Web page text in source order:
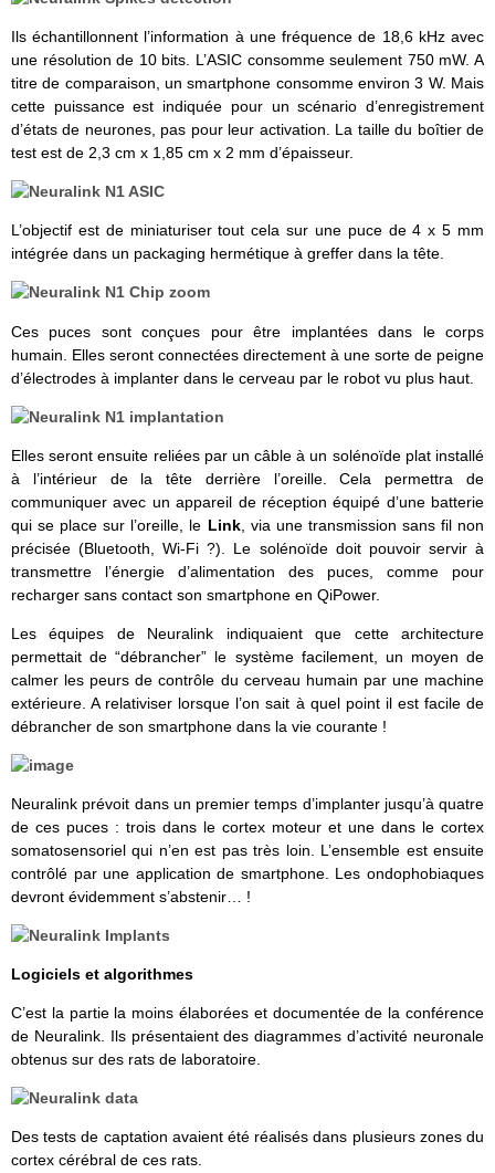
Ils échantillonnent l’information à une fréquence de 18,6 kHz avec
une résolution de 10 bits. L’ASIC consomme seulement 750 mW. A
titre de comparaison, un smartphone consomme environ 3 W. Mais
cette puissance est indiquée pour un scénario d’enregistrement
d’états de neurones, pas pour leur activation. La taille du boîtier de
test est de 2,3 cm x 1,85 cm x 2 mm d’épaisseur.
L’objectif est de miniaturiser tout cela sur une puce de 4 x 5 mm
intégrée dans un packaging hermétique à greffer dans la tête.
Ces puces sont conçues pour être implantées dans le corps
humain. Elles seront connectées directement à une sorte de peigne
d’électrodes à implanter dans le cerveau par le robot vu plus haut.
Elles seront ensuite reliées par un câble à un solénoïde plat installé
à l’intérieur de la tête derrière l’oreille. Cela permettra de
communiquer avec un appareil de réception équipé d’une batterie
qui se place sur l’oreille, le Link, via une transmission sans fil non
précisée (Bluetooth, Wi-Fi ?). Le solénoïde doit pouvoir servir à
transmettre l’énergie d’alimentation des puces, comme pour
recharger sans contact son smartphone en QiPower.
Les équipes de Neuralink indiquaient que cette architecture
permettait de “débrancher” le système facilement, un moyen de
calmer les peurs de contrôle du cerveau humain par une machine
extérieure. A relativiser lorsque l’on sait à quel point il est facile de
débrancher de son smartphone dans la vie courante !
Neuralink prévoit dans un premier temps d’implanter jusqu’à quatre
de ces puces : trois dans le cortex moteur et une dans le cortex
somatosensoriel qui n’en est pas très loin. L’ensemble est ensuite
contrôlé par une application de smartphone. Les ondophobiaques
devront évidemment s’abstenir… !
Logiciels et algorithmes
C’est la partie la moins élaborées et documentée de la conférence
de Neuralink. Ils présentaient des diagrammes d’activité neuronale
obtenus sur des rats de laboratoire.
Des tests de captation avaient été réalisés dans plusieurs zones du
cortex cérébral de ces rats.